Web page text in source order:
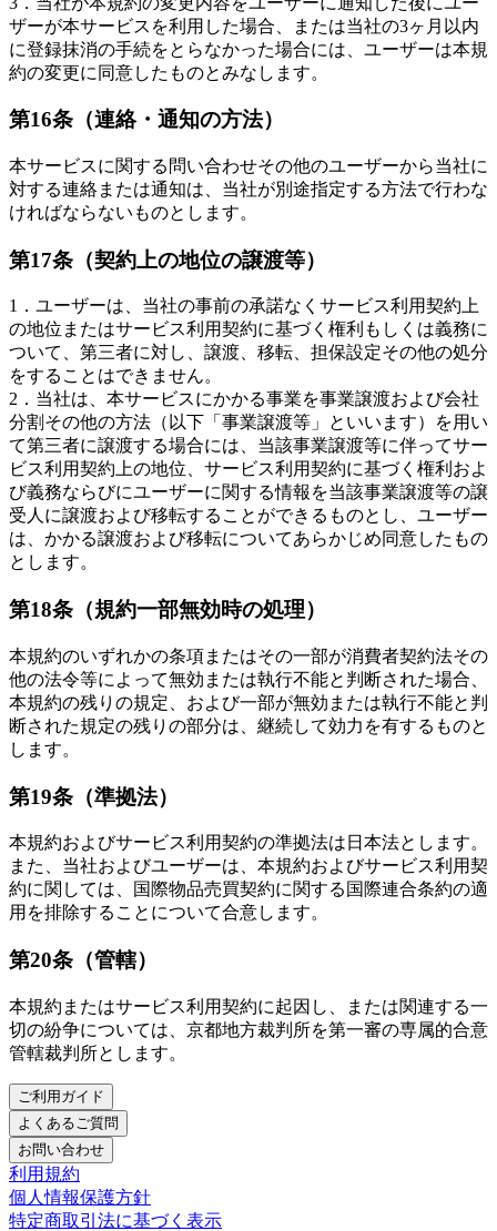
ザーが本サービスを利用した場合、または当社の3ヶ月以内
に登録抹消の手続をとらなかった場合には、ユーザーは本規
約の変更に同意したものとみなします。
第16条（連絡・通知の方法）
本サービスに関する問い合わせその他のユーザーから当社に
対する連絡または通知は、当社が別途指定する方法で行わな
ければならないものとします。
第17条（契約上の地位の譲渡等）
1．ユーザーは、当社の事前の承諾なくサービス利用契約上
の地位またはサービス利用契約に基づく権利もしくは義務に
ついて、第三者に対し、譲渡、移転、担保設定その他の処分
をすることはできません。
2．当社は、本サービスにかかる事業を事業譲渡および会社
分割その他の方法（以下「事業譲渡等」といいます）を用い
て第三者に譲渡する場合には、当該事業譲渡等に伴ってサー
ビス利用契約上の地位、サービス利用契約に基づく権利およ
び義務ならびにユーザーに関する情報を当該事業譲渡等の譲
受人に譲渡および移転することができるものとし、ユーザー
は、かかる譲渡および移転についてあらかじめ同意したもの
とします。
第18条（規約一部無効時の処理）
本規約のいずれかの条項またはその一部が消費者契約法その
他の法令等によって無効または執行不能と判断された場合、
本規約の残りの規定、および一部が無効または執行不能と判
断された規定の残りの部分は、継続して効力を有するものと
します。
第19条（準拠法）
本規約およびサービス利用契約の準拠法は日本法とします。
また、当社およびユーザーは、本規約およびサービス利用契
約に関しては、国際物品売買契約に関する国際連合条約の適
用を排除することについて合意します。
第20条（管轄）
本規約またはサービス利用契約に起因し、または関連する一
切の紛争については、京都地方裁判所を第一審の専属的合意
管轄裁判所とします。
ご利用ガイド
よくあるご質問
お問い合わせ
利用規約
個人情報保護方針
特定商取引法に基づく表示